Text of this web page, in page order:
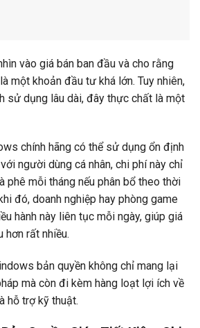
vào giá bán ban đầu và cho rằng
một khoản đầu tư khá lớn. Tuy nhiên,
sử dụng lâu dài, đây thực chất là một
chính hãng có thể sử dụng ổn định
người dùng cá nhân, chi phí này chỉ
phê mỗi tháng nếu phân bổ theo thời
đó, doanh nghiệp hay phòng game
hành này liên tục mỗi ngày, giúp giá
rất nhiều.
bản quyền không chỉ mang lại
mà còn đi kèm hàng loạt lợi ích về
hỗ trợ kỹ thuật.